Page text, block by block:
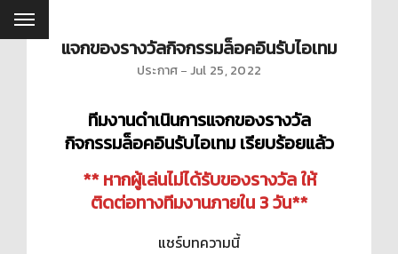
แจกของรางวัลกิจกรรมล็อคอินรับไอเทม
ประกาศ Jul 25, 2022
ทีมงานดำเนินการแจกของรางวัล
กิจกรรมล็อคอินรับไอเทม เรียบร้อยแล้ว
** หากผู้เล่นไม่ได้รับของรางวัล ให้
ติดต่อทางทีมงานภายใน 3 วัน**
แชร์บทความนี้